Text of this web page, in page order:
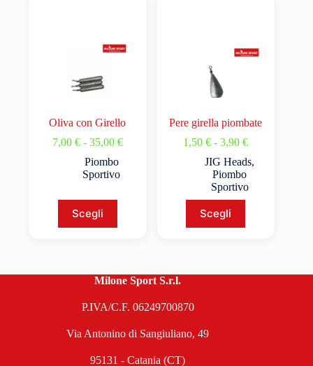
Oliva con Girello
7,00 € - 35,00 €
Piombo
Sportivo
Scegli
Pere girella piombate
1,50€ - 3,90€
JIG Heads,
Piombo
Sportivo
Scegli
Milone Sport S.r.l.
P.IVA/C.F. 06249700870
Via Antonino di Sangiuliano, 49
95131 - Catania (CT)